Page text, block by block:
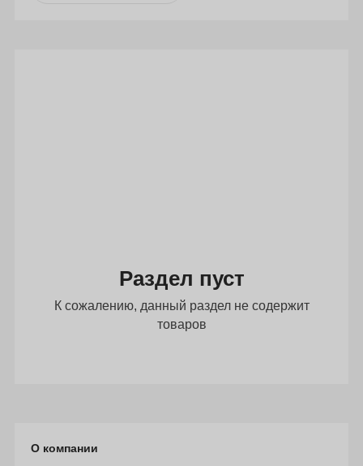
Раздел пуст
К сожалению, данный раздел не содержит
товаров
О компании